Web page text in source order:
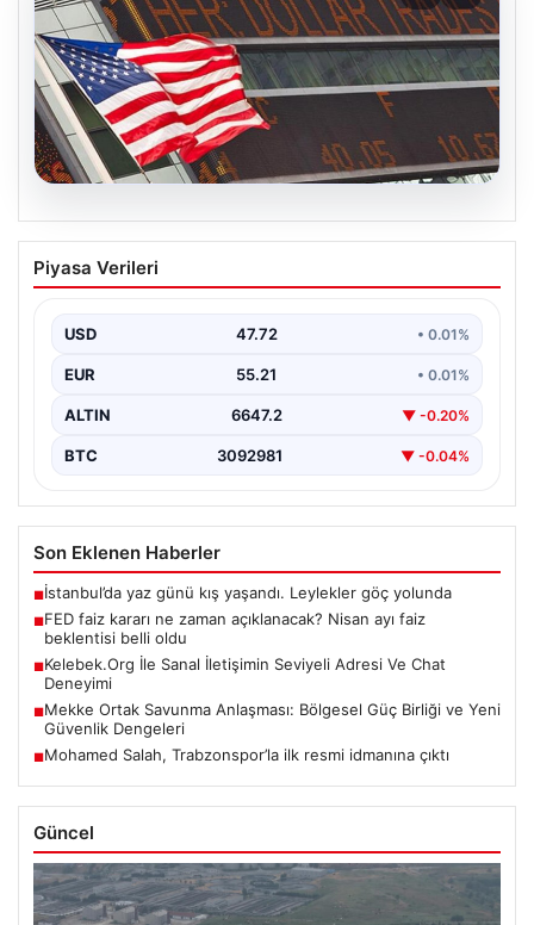
08.08.2026
FED faiz kararı ne zaman açıklanacak?
Nisan ayı faiz beklentisi belli oldu
Ayı Faiz Beklentileri Belirlendi", "content": "Ekonomik…
Piyasa Verileri
USD 47.72 • 0.01%
EUR 55.21 • 0.01%
ALTIN 6647.2 ▼ -0.20%
BTC 3092981 ▼ -0.04%
Son Eklenen Haberler
■İstanbul’da yaz günü kış yaşandı. Leylekler göç yolunda
■FED faiz kararı ne zaman açıklanacak? Nisan ayı faiz
beklentisi belli oldu
■Kelebek.Org İle Sanal İletişimin Seviyeli Adresi Ve Chat
Deneyimi
■Mekke Ortak Savunma Anlaşması: Bölgesel Güç Birliği ve Yeni
Güvenlik Dengeleri
■Mohamed Salah, Trabzonspor’la ilk resmi idmanına çıktı
Güncel